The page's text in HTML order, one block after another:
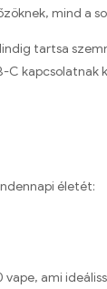
mind a
tartsa
életét:
ami